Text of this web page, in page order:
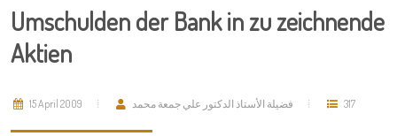
Umschulden der Bank in zu zeichnende
Aktien
15 April 2009 فضيلة الأستاذ الدكتور علي جمعة محمد 317